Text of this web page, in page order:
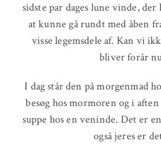
sidste par dages lune vinde,
at kunne gå rundt med åben
visse legemsdele af. Kan vi
bliver forår
I dag står den på morgenmad
besøg hos mormoren og i aften
suppe hos en veninde. Det er
også jeres er